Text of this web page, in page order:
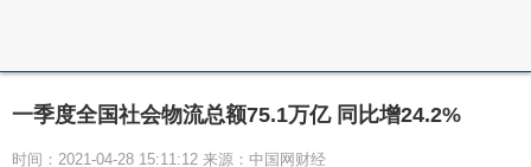
一季度全国社会物流总额75.1万亿 同比增24.2%
时间：2021-04-28 15:11:12 来源：中国网财经